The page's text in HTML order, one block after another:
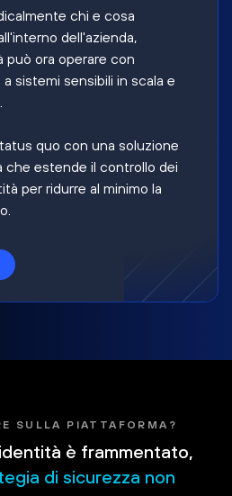
chi e cosa
dell'azienda,
ora operare con
sistemi sensibili in scala e
quo con una soluzione
che estende il controllo dei
per ridurre al minimo la
SULLA PIATTAFORMA?
è frammentato,
di sicurezza non